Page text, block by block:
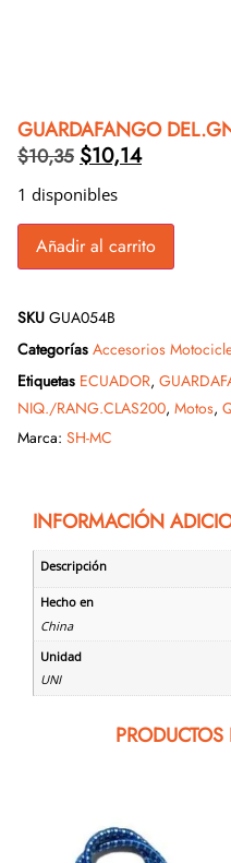
GUARDAFANGO
$10,35 $10,14
1 disponibles
Añadir al carrito
SKU GUA054B
Categorías Accesorios
Etiquetas ECUADOR,
NIQ./RANG.CLAS200, Motos,
Marca: SH-MC
INFORMACIÓN
Descripción
Hecho en
China
Unidad
UNI